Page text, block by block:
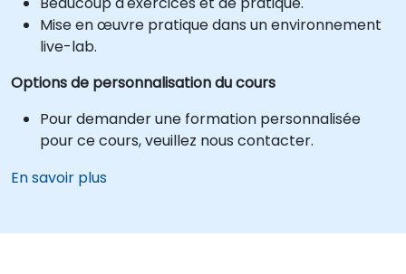
Mise en œuvre pratique dans un environnement
live-lab.
Options de personnalisation du cours
Pour demander une formation personnalisée
pour ce cours, veuillez nous contacter.
En savoir plus